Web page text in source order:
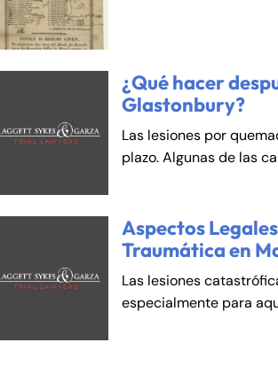
¿Qué hacer
Glastonbury?
Las lesiones por
plazo. Algunas de las
Aspectos
Traumática en
Las lesiones
especialmente para